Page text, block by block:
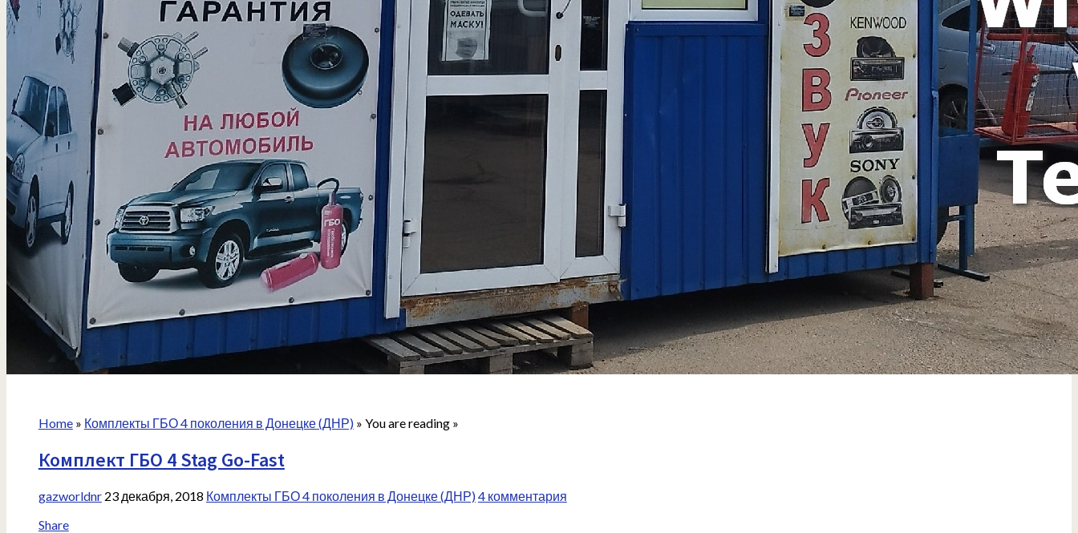
Home» Комплекты ГБО 4 поколения в Донецке (ДНР)» You are reading »
Комплект ГБО 4 Stag Go-Fast
gazworldnr 23 декабря, 2018 Комплекты ГБО 4 поколения в Донецке (ДНР)4 комментария
Share